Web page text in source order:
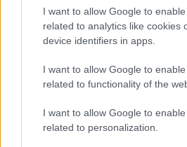
I want to allow Google to
related to analytics like cookies
device identifiers in apps.
I want to allow Google to
related to functionality of the
I want to allow Google to
related to personalization.
Come abbinare i pantaloni Capri
Camilla Fiore · 6 Ago 2026